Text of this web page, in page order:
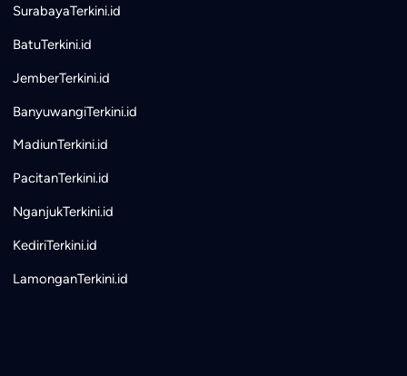
SurabayaTerkini.id
BatuTerkini.id
JemberTerkini.id
BanyuwangiTerkini.id
MadiunTerkini.id
PacitanTerkini.id
NganjukTerkini.id
KediriTerkini.id
LamonganTerkini.id